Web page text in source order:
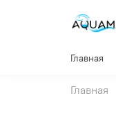
Главная
Главная